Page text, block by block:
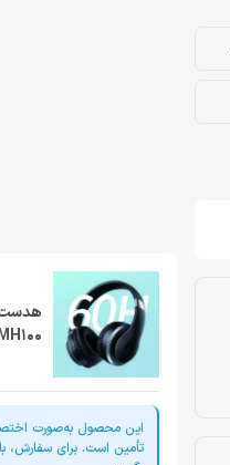
هدست
این محصول به‌صورت
تأمین است. برای سفارش،